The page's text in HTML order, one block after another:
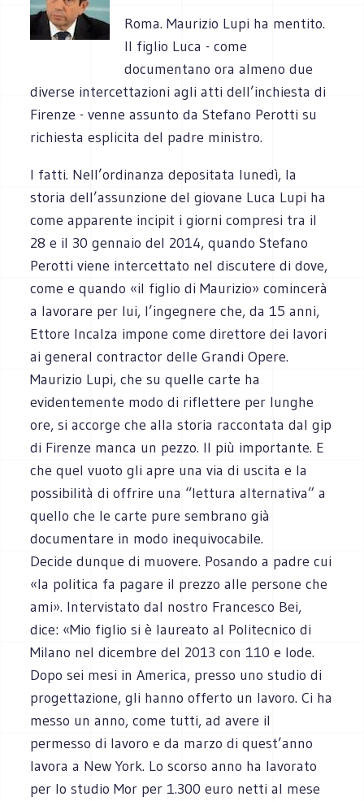
Roma. Maurizio Lupi ha mentito.
Il figlio Luca - come
documentano ora almeno due
diverse intercettazioni agli atti dell’inchiesta di
Firenze - venne assunto da Stefano Perotti su
richiesta esplicita del padre ministro.
I fatti. Nell’ordinanza depositata lunedì, la
storia dell’assunzione del giovane Luca Lupi ha
come apparente incipit i giorni compresi tra il
28 e il 30 gennaio del 2014, quando Stefano
Perotti viene intercettato nel discutere di dove,
come e quando «il figlio di Maurizio» comincerà
a lavorare per lui, l’ingegnere che, da 15 anni,
Ettore Incalza impone come direttore dei lavori
ai general contractor delle Grandi Opere.
Maurizio Lupi, che su quelle carte ha
evidentemente modo di riflettere per lunghe
ore, si accorge che alla storia raccontata dal gip
di Firenze manca un pezzo. Il più importante. E
che quel vuoto gli apre una via di uscita e la
possibilità di offrire una “lettura alternativa” a
quello che le carte pure sembrano già
documentare in modo inequivocabile.
Decide dunque di muovere. Posando a padre cui
«la politica fa pagare il prezzo alle persone che
ami». Intervistato dal nostro Francesco Bei,
dice: «Mio figlio si è laureato al Politecnico di
Milano nel dicembre del 2013 con 110 e lode.
Dopo sei mesi in America, presso uno studio di
progettazione, gli hanno offerto un lavoro. Ci ha
messo un anno, come tutti, ad avere il
permesso di lavoro e da marzo di quest’anno
lavora a New York. Lo scorso anno ha lavorato
per lo studio Mor per 1.300 euro netti al mese